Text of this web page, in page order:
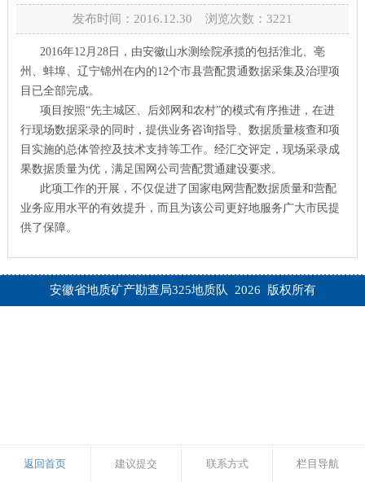
发布时间：2016.12.30 浏览次数： 3221
2016年12月28日，由安徽山水测绘院承揽的包括淮北、亳
州、蚌埠、辽宁锦州在内的12个市县营配贯通数据采集及治理项
目已全部完成。
项目按照“先主城区、后郊网和农村”的模式有序推进，在进
行现场数据采录的同时，提供业务咨询指导、数据质量核查和项
目实施的总体管控及技术支持等工作。经汇交评定，现场采录成
果数据质量为优，满足国网公司营配贯通建设要求。
此项工作的开展，不仅促进了国家电网营配数据质量和营配
业务应用水平的有效提升，而且为该公司更好地服务广大市民提
供了保障。
安徽省地质矿产勘查局325地质队 2026 版权所有
返回首页 建议提交 联系方式 栏目导航